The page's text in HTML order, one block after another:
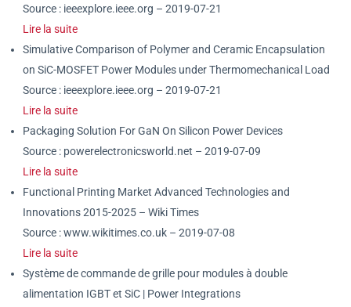
Source : ieeexplore.ieee.org – 2019-07-21
Lire la suite
Simulative Comparison of Polymer and Ceramic Encapsulation
on SiC-MOSFET Power Modules under Thermomechanical Load
Source : ieeexplore.ieee.org – 2019-07-21
Lire la suite
Packaging Solution For GaN On Silicon Power Devices
Source : powerelectronicsworld.net – 2019-07-09
Lire la suite
Functional Printing Market Advanced Technologies and
Innovations 2015-2025 – Wiki Times
Source : www.wikitimes.co.uk – 2019-07-08
Lire la suite
Système de commande de grille pour modules à double
alimentation IGBT et SiC | Power Integrations